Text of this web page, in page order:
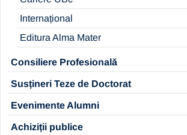
Internațional
Editura Alma Mater
Consiliere Profesională
Susțineri Teze de Doctorat
Evenimente Alumni
Achiziții publice